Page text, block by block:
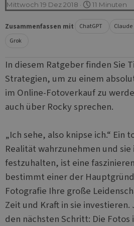
Mittwoch 19 Dez 2018 ·
11 Minuten
Zusammenfassen mit ChatGPT Claude
Grok
In diesem Ratgeber finden Sie
Strategien, um zu einem
im Online-Fotoverkauf zu
auch über Rocky sprechen.
„Ich sehe, also knipse ich.“ Ein
Realität wahrzunehmen und sie
festzuhalten, ist eine
bestimmt einer der
Fotografie Ihre große
Zeit und Kraft in sie
den nächsten Schritt: Die